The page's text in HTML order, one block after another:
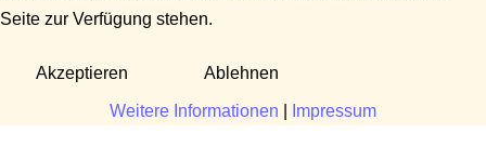
Seite zur Verfügung stehen.
Akzeptieren Ablehnen
Weitere Informationen Impressum